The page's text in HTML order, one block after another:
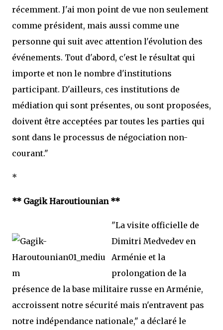
récemment. J'ai mon point de vue non seulement
comme président, mais aussi comme une
personne qui suit avec attention l'évolution des
événements. Tout d'abord, c'est le résultat qui
importe et non le nombre d'institutions
participant. D'ailleurs, ces institutions de
médiation qui sont présentes, ou sont proposées,
doivent être acceptées par toutes les parties qui
sont dans le processus de négociation non-
courant."
*
** Gagik Haroutiounian **
"La visite officielle de
Dimitri Medvedev en
Arménie et la
prolongation de la
présence de la base militaire russe en Arménie,
accroissent notre sécurité mais n'entravent pas
notre indépendance nationale," a déclaré le